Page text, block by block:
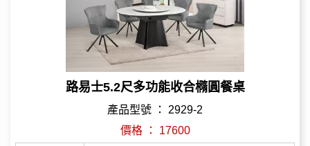
路易士5.2尺多功能收合橢圓餐桌
產品型號 ： 2929-2
價格 ： 17600